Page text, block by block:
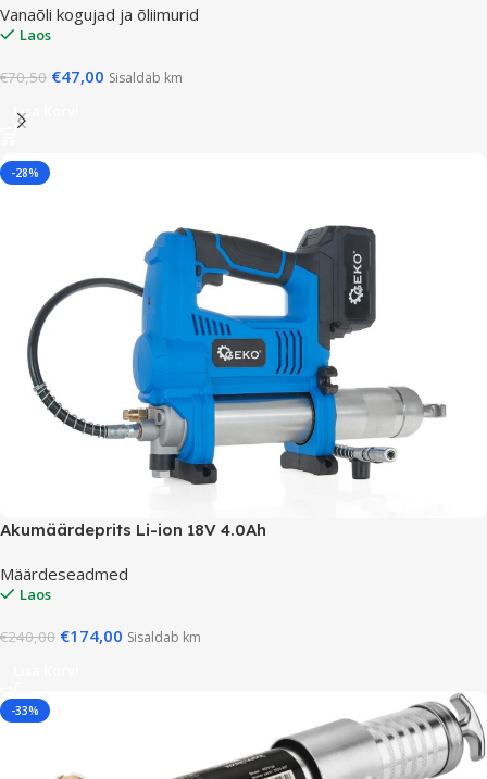
Vanaõli kogujad ja õliimurid
Laos
€70,50 €47,00 Sisaldab km
Lisa Korvi
-28%
Akumäärdeprits Li-ion 18V 4.0Ah
Määrdeseadmed
Laos
€240,00 €174,00 Sisaldab km
-33%